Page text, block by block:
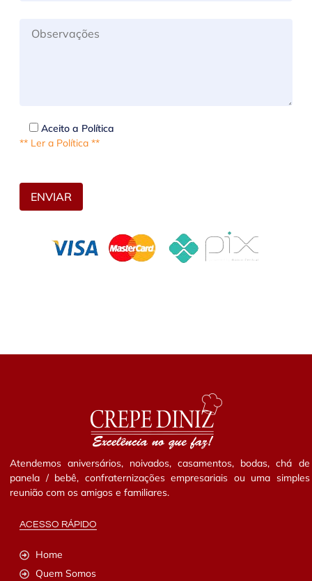
Aceito a Política
** Ler a Política **
Atendemos aniversários, noivados, casamentos, bodas, chá de
panela / bebê, confraternizações empresariais ou uma simples
reunião com os amigos e familiares.
ACESSO RÁPIDO
Home
Quem Somos